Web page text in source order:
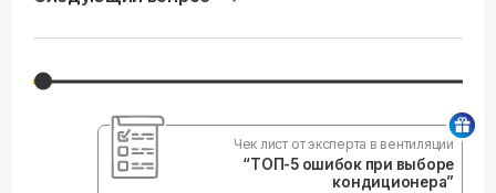
Чек лист от эксперта в вентиляции
“ТОП-5 ошибок при выборе
кондиционера”